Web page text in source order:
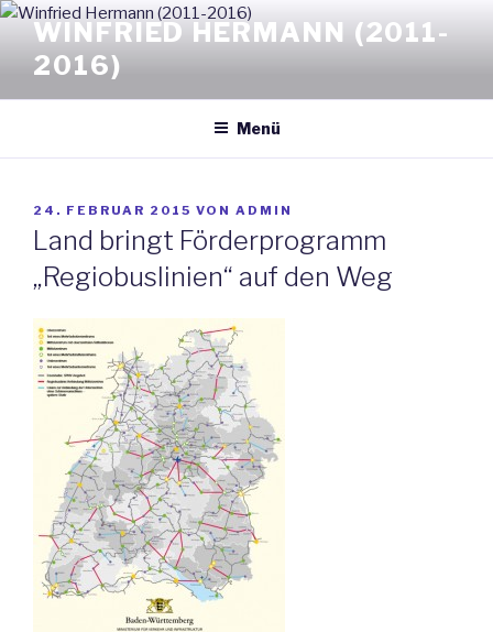
Zum
Inhalt
springen
WINFRIED HERMANN (2011-
2016)
Menü
VERÖFFENTLICHT
AM
24. FEBRUAR 2015 VON ADMIN
Land bringt Förderprogramm
„Regiobuslinien“ auf den Weg